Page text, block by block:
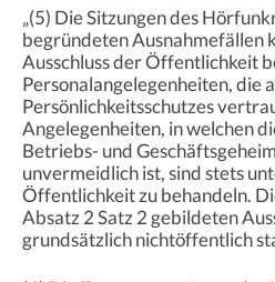
„(5) Die Sitzungen des
begründeten Ausnahmefällen
Ausschluss der Öffentlichkeit
Personalangelegenheiten, die
Persönlichkeitsschutzes
Angelegenheiten, in welchen
Betriebs- und
unvermeidlich ist, sind stets
Öffentlichkeit zu behandeln.
Absatz 2 Satz 2 gebildeten
grundsätzlich nichtöffentlich